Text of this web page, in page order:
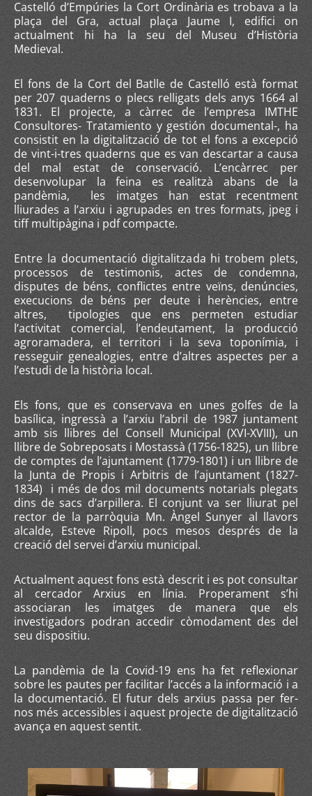
Castelló d’Empúries la Cort Ordinària es trobava a la
plaça del Gra, actual plaça Jaume I, edifici on
actualment hi ha la seu del Museu d’Història
Medieval.
El fons de la Cort del Batlle de Castelló està format
per 207 quaderns o plecs relligats dels anys 1664 al
1831. El projecte, a càrrec de l’empresa IMTHE
Consultores- Tratamiento y gestión documental-, ha
consistit en la digitalització de tot el fons a excepció
de vint-i-tres quaderns que es van descartar a causa
del mal estat de conservació. L’encàrrec per
desenvolupar la feina es realitzà abans de la
pandèmia, les imatges han estat recentment
lliurades a l’arxiu i agrupades en tres formats, jpeg i
tiff multipàgina i pdf compacte.
Entre la documentació digitalitzada hi trobem plets,
processos de testimonis, actes de condemna,
disputes de béns, conflictes entre veïns, denúncies,
execucions de béns per deute i herències, entre
altres, tipologies que ens permeten estudiar
l’activitat comercial, l’endeutament, la producció
agroramadera, el territori i la seva toponímia, i
resseguir genealogies, entre d’altres aspectes per a
l’estudi de la història local.
Els fons, que es conservava en unes golfes de la
basílica, ingressà a l’arxiu l’abril de 1987 juntament
amb sis llibres del Consell Municipal (XVI-XVIII), un
llibre de Sobreposats i Mostassà (1756-1825), un llibre
de comptes de l’ajuntament (1779-1801) i un llibre de
la Junta de Propis i Arbitris de l’ajuntament (1827-
1834) i més de dos mil documents notarials plegats
dins de sacs d’arpillera. El conjunt va ser lliurat pel
rector de la parròquia Mn. Àngel Sunyer al llavors
alcalde, Esteve Ripoll, pocs mesos després de la
creació del servei d’arxiu municipal.
Actualment aquest fons està descrit i es pot consultar
al cercador Arxius en línia. Properament s’hi
associaran les imatges de manera que els
investigadors podran accedir còmodament des del
seu dispositiu.
La pandèmia de la Covid-19 ens ha fet reflexionar
sobre les pautes per facilitar l’accés a la informació i a
la documentació. El futur dels arxius passa per fer-
nos més accessibles i aquest projecte de digitalització
avança en aquest sentit.